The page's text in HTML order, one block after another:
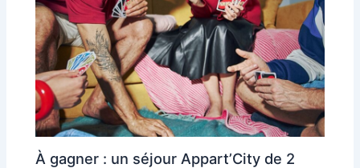
À gagner : un séjour Appart’City de 2